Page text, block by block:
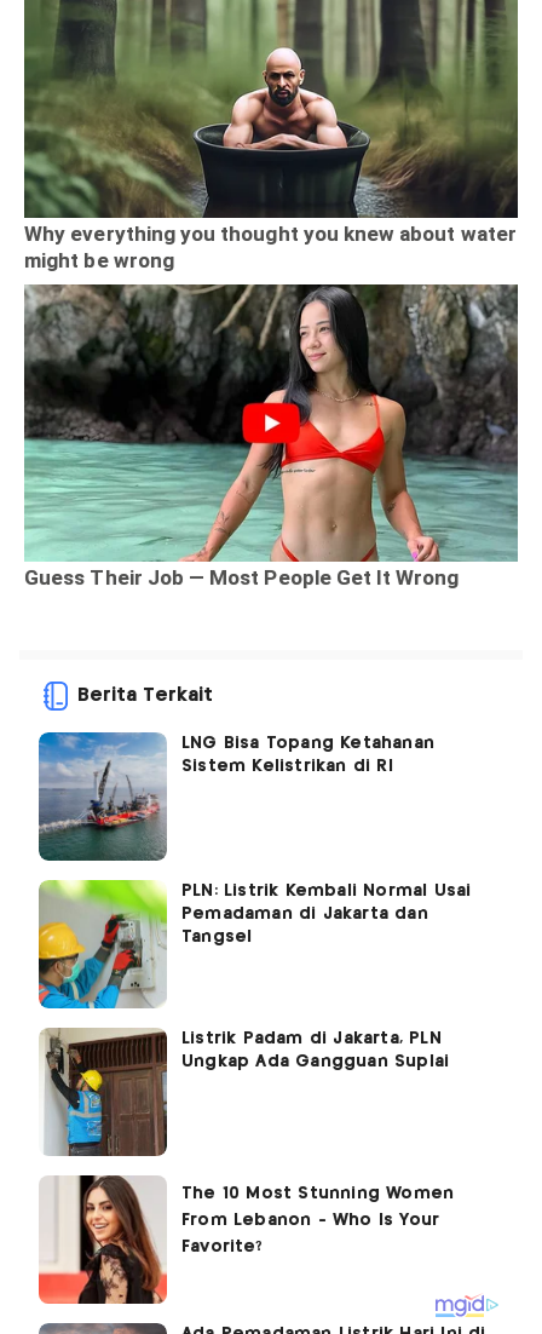
Berita Terkait
LNG Bisa Topang Ketahanan
Sistem Kelistrikan di RI
PLN: Listrik Kembali Normal Usai
Pemadaman di Jakarta dan
Tangsel
Listrik Padam di Jakarta, PLN
Ungkap Ada Gangguan Suplai